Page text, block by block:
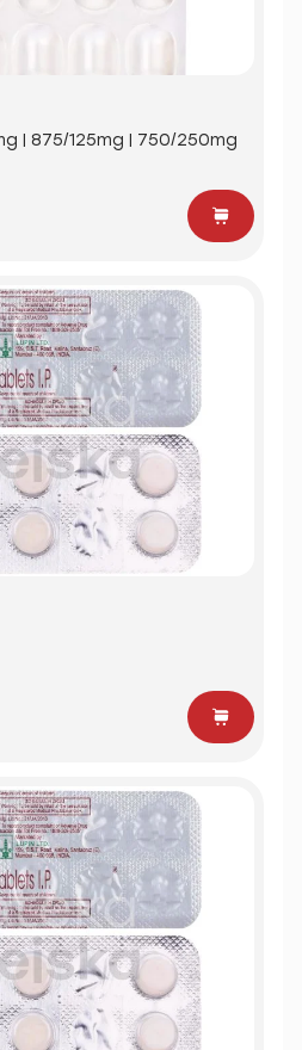
| 875/125mg | 750/250mg